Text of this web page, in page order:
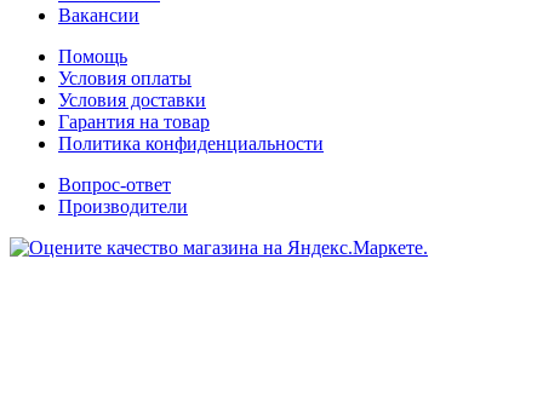
Вакансии
Помощь
Условия оплаты
Условия доставки
Гарантия на товар
Политика конфиденциальности
Вопрос-ответ
Производители